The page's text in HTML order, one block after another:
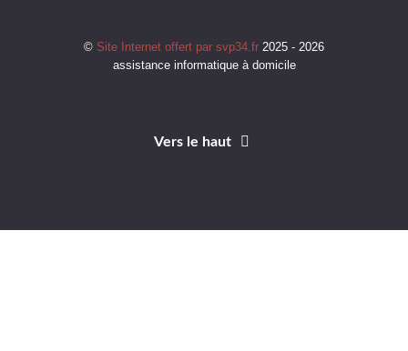
© Site Internet offert par svp34.fr 2025 - 2026
assistance informatique à domicile
Vers le haut